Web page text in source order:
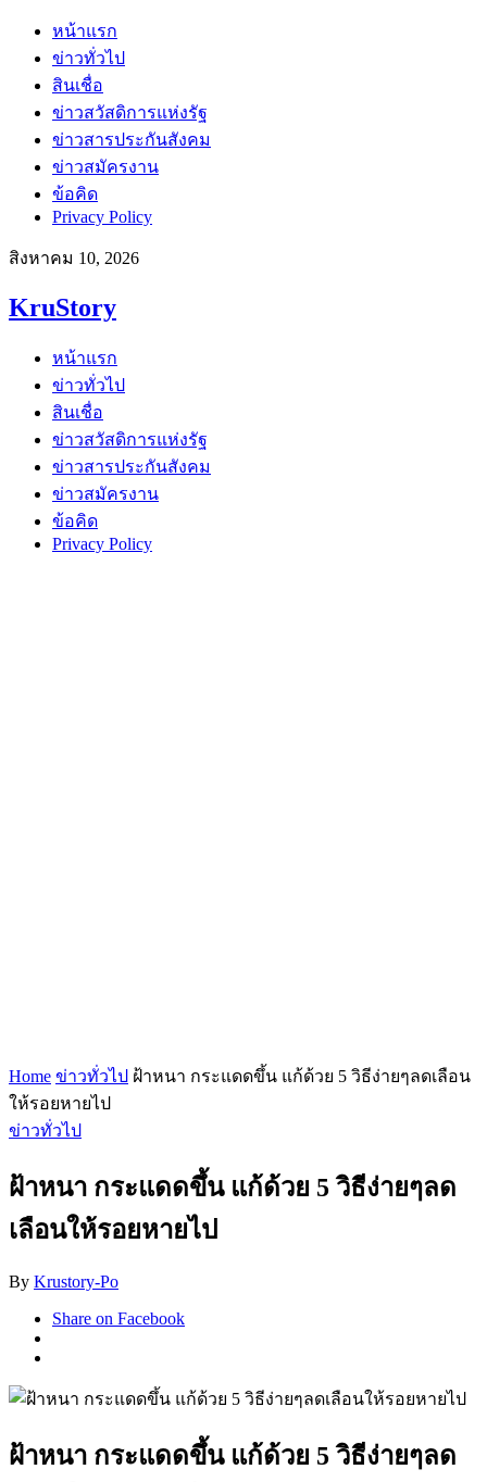
หน้าแรก
ข่าวทั่วไป
สินเชื่อ
ข่าวสวัสดิการแห่งรัฐ
ข่าวสารประกันสังคม
ข่าวสมัครงาน
ข้อคิด
Privacy Policy
สิงหาคม 10, 2026
KruStory
หน้าแรก
ข่าวทั่วไป
สินเชื่อ
ข่าวสวัสดิการแห่งรัฐ
ข่าวสารประกันสังคม
ข่าวสมัครงาน
ข้อคิด
Privacy Policy
Home ข่าวทั่วไป ฝ้าหนา กระแดดขึ้น แก้ด้วย 5 วิธีง่ายๆลดเลือน
ให้รอยหายไป
ข่าวทั่วไป
ฝ้าหนา กระแดดขึ้น แก้ด้วย 5 วิธีง่ายๆลด
เลือนให้รอยหายไป
By Krustory-Po
Share on Facebook
ฝ้าหนา กระแดดขึ้น แก้ด้วย 5 วิธีง่ายๆลด